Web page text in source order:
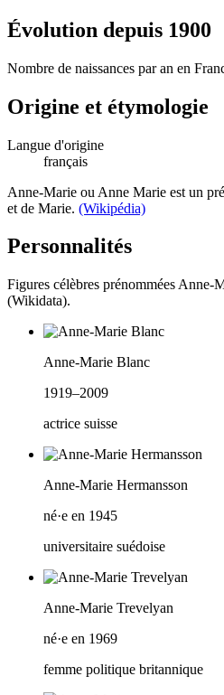
Évolution depuis 1900
Nombre de naissances par an en
Origine et étymologie
Langue d'origine
français
Anne-Marie ou Anne Marie est un
et de Marie. (Wikipédia)
Personnalités
Figures célèbres prénommées Anne-
(Wikidata).
Anne-Marie Blanc
1919–2009
actrice suisse
Anne-Marie Hermansson
né·e en 1945
universitaire suédoise
Anne-Marie Trevelyan
né·e en 1969
femme politique britannique